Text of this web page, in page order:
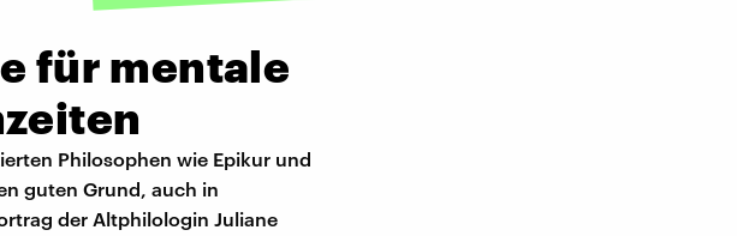
für mentale
Philosophen wie Epikur und
guten Grund, auch in
der Altphilologin Juliane